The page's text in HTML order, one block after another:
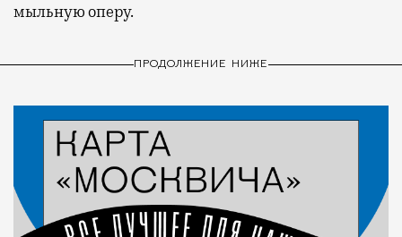
мыльную оперу.
ПРОДОЛЖЕНИЕ НИЖЕ